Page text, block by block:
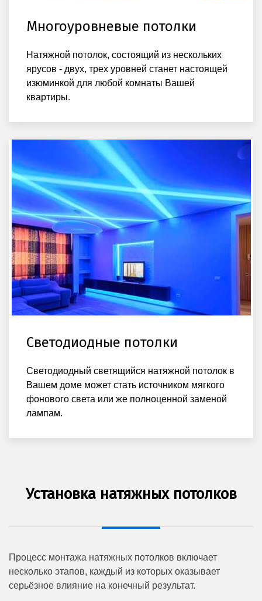
Многоуровневые потолки
Натяжной потолок, состоящий из нескольких
ярусов - двух, трех уровней станет настоящей
изюминкой для любой комнаты Вашей
квартиры.
Светодиодные потолки
Светодиодный светящийся натяжной потолок в
Вашем доме может стать источником мягкого
фонового света или же полноценной заменой
лампам.
Установка натяжных потолков
Процесс монтажа натяжных потолков включает
несколько этапов, каждый из которых оказывает
серьёзное влияние на конечный результат.